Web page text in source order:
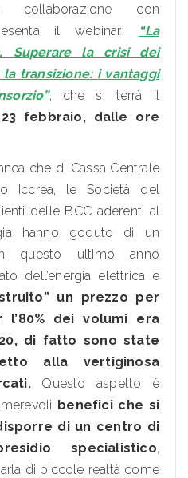
con
il webinar:
“La
Superare la crisi dei
transizione: i vantaggi
, che si terrà il
febbraio, dalle ore
che di Cassa Centrale
Iccrea, le Società del
delle BCC aderenti al
hanno goduto di un
questo ultimo anno
dell’energia elettrica e
un prezzo per
l’80% dei volumi era
di fatto sono state
alla vertiginosa
Questo aspetto è
benefici che si
di un centro di
specialistico,
di piccole realtà come